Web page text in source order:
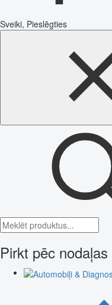
Sveiki, Pieslēgties
Pirkt pēc nodaļas